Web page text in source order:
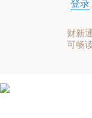
登录
财新
可畅